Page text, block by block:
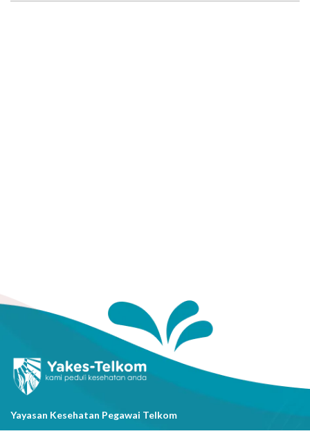
Yayasan Kesehatan Pegawai Telkom